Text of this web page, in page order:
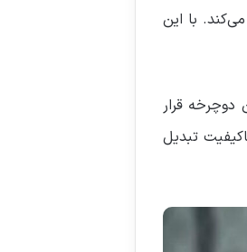
با این
دوچرخه قرار
تبدیل